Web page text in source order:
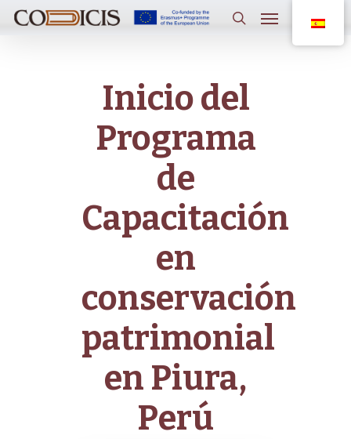
contenido
Menú
Inicio del
Programa
de
Capacitación
en
conservación
patrimonial
en Piura,
Perú